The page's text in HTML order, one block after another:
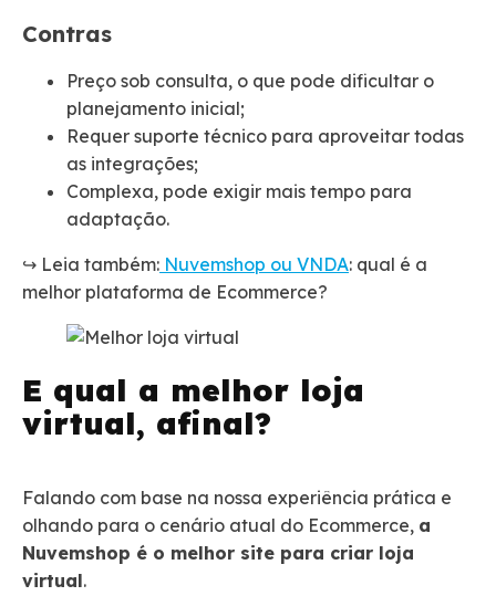
Contras
Preço sob consulta, o que pode dificultar o
planejamento inicial;
Requer suporte técnico para aproveitar todas
as integrações;
Complexa, pode exigir mais tempo para
adaptação.
↪️ Leia também: Nuvemshop ou VNDA: qual é a
melhor plataforma de Ecommerce?
E qual a melhor loja
virtual, afinal?
Falando com base na nossa experiência prática e
olhando para o cenário atual do Ecommerce, a
Nuvemshop é o melhor site para criar loja
virtual.